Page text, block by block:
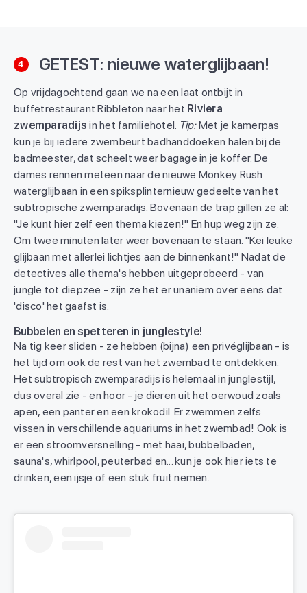
4 GETEST: nieuwe waterglijbaan!
Op vrijdagochtend gaan we na een laat ontbijt in
buffetrestaurant Ribbleton naar het Riviera
zwemparadijs in het familiehotel. Tip:Met je kamerpas
kun je bij iedere zwembeurt badhanddoeken halen bij de
badmeester, dat scheelt weer bagage in je koffer. De
dames rennen meteen naar de nieuwe Monkey Rush
waterglijbaan in een spiksplinternieuw gedeelte van het
subtropische zwemparadijs. Bovenaan de trap gillen ze al:
"Je kunt hier zelf een thema kiezen!" En hup weg zijn ze.
Om twee minuten later weer bovenaan te staan. "Kei leuke
glijbaan met allerlei lichtjes aan de binnenkant!" Nadat de
detectives alle thema's hebben uitgeprobeerd - van
jungle tot diepzee - zijn ze het er unaniem over eens dat
'disco' het gaafst is.
Bubbelen en spetteren in junglestyle!
Na tig keer sliden - ze hebben (bijna) een privéglijbaan - is
het tijd om ook de rest van het zwembad te ontdekken.
Het subtropisch zwemparadijs is helemaal in junglestijl,
dus overal zie - en hoor - je dieren uit het oerwoud zoals
apen, een panter en een krokodil. Er zwemmen zelfs
vissen in verschillende aquariums in het zwembad! Ook is
er een stroomversnelling - met haai, bubbelbaden,
sauna's, whirlpool, peuterbad en... kun je ook hier iets te
drinken, een ijsje of een stuk fruit nemen.